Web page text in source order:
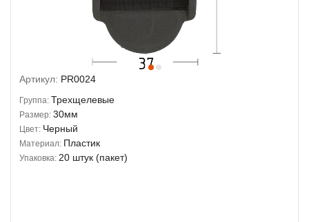
Артикул: PR0024
Группа: Трехщелевые
Размер: 30мм
Цвет: Черный
Материал: Пластик
Упаковка: 20 штук (пакет)